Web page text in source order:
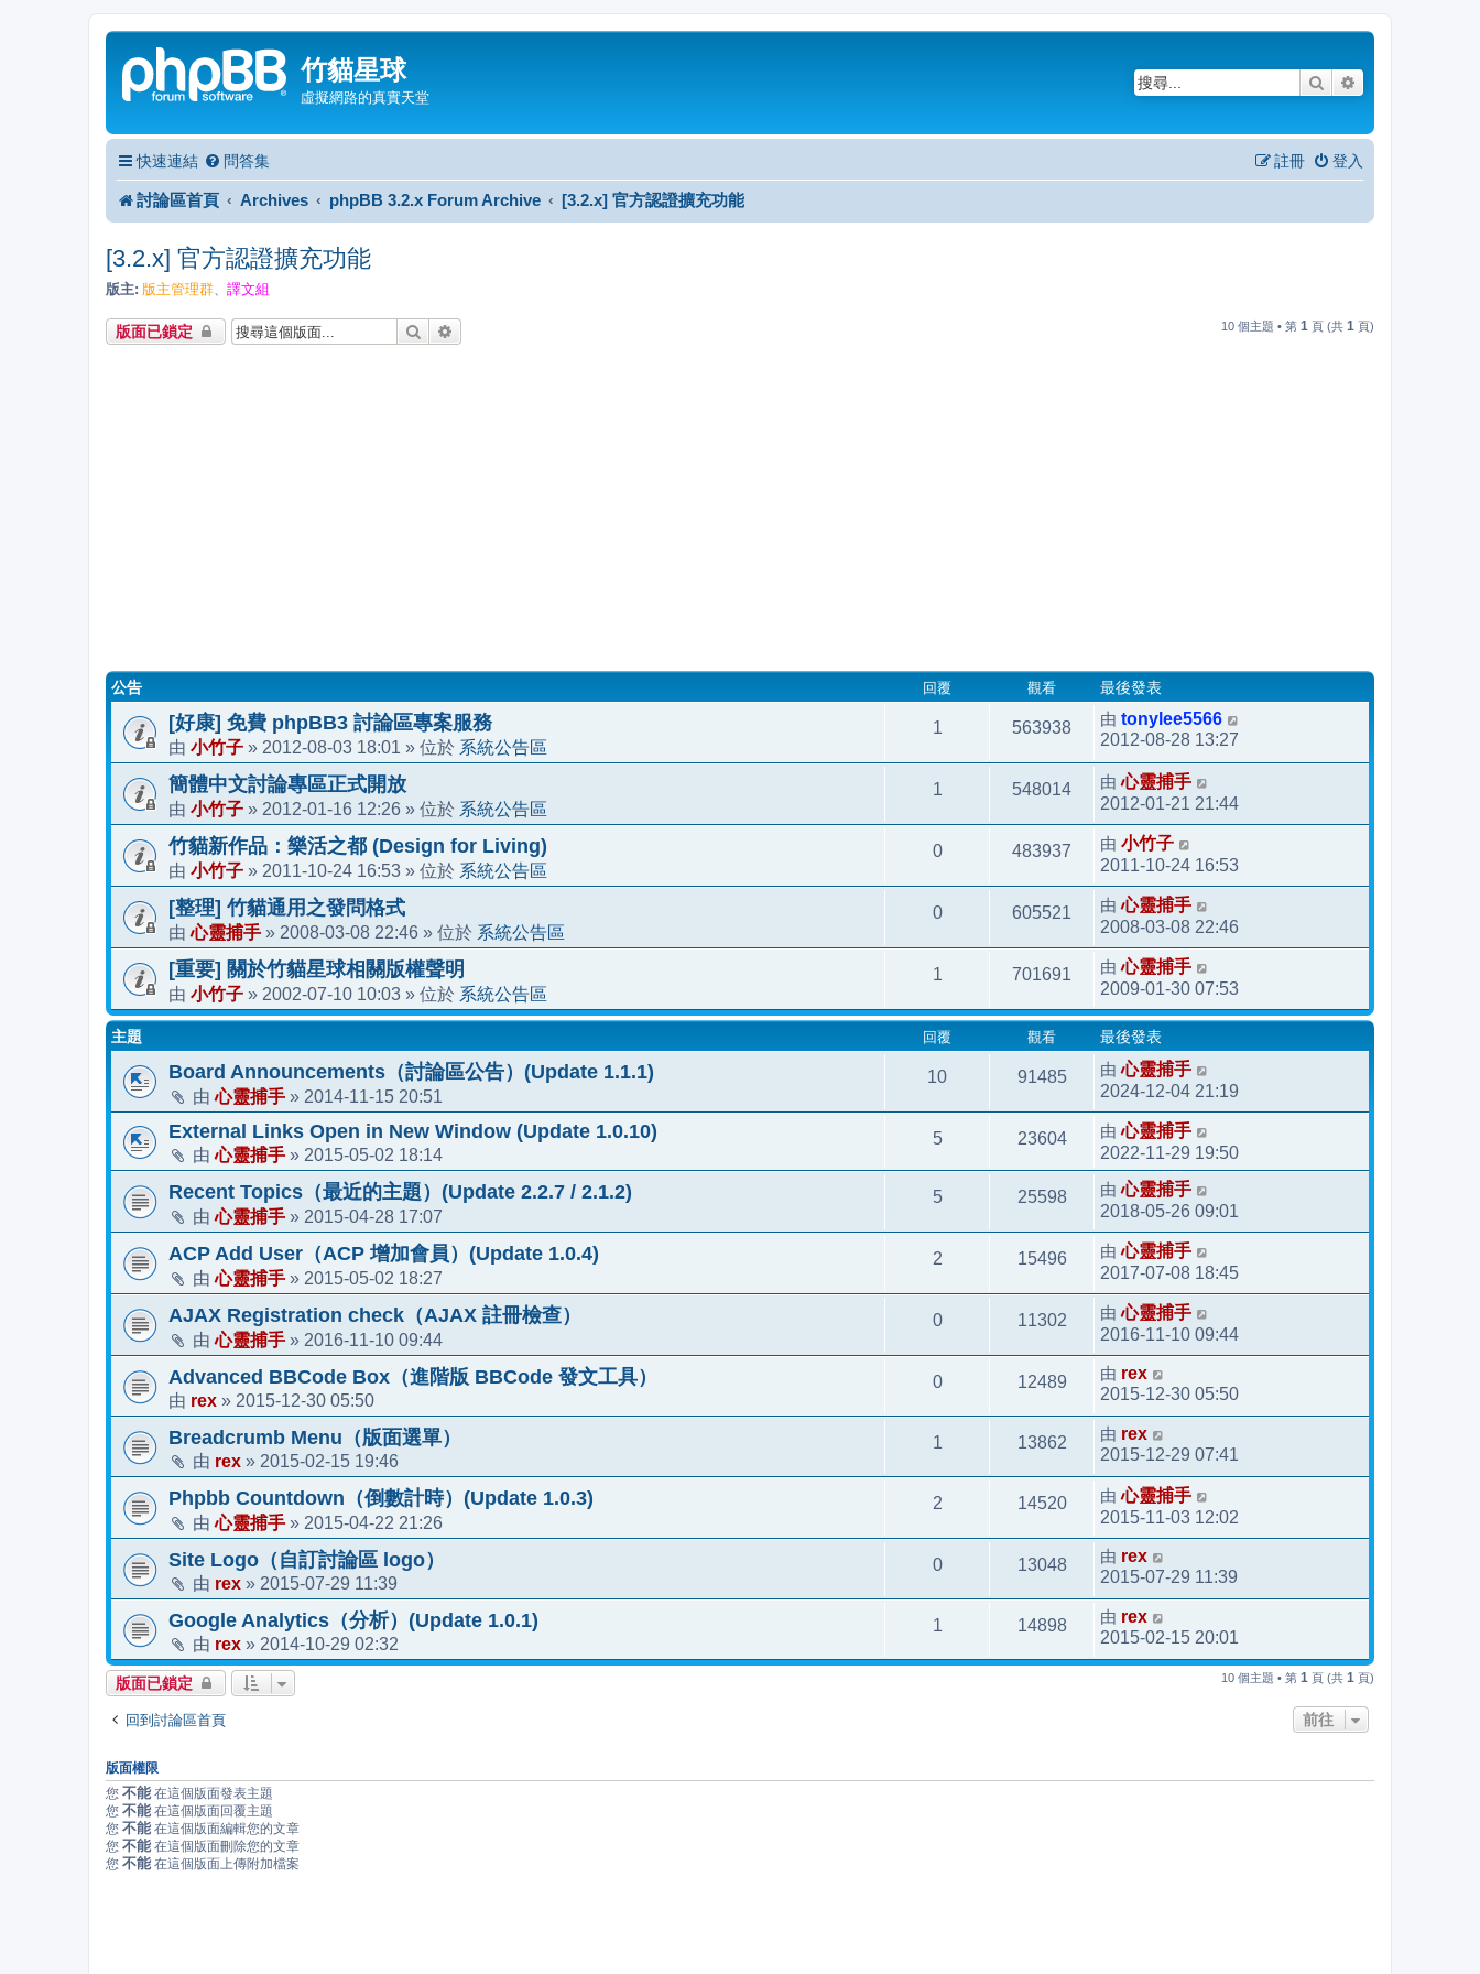
竹貓星球
虛擬網路的真實天堂
搜尋
快速連結 問答集 登入
註冊
討論區首頁 Archives phpBB 3.2.x Forum Archive [3.2.x] 官方認證擴充功能
[3.2.x] 官方認證擴充功能
版主: 版主管理群 譯文組
版面已鎖定 搜尋 10 個主題 • 第 1 頁 (共 1 頁)
公告 回覆 觀看 最後發表
[好康] 免費 phpBB3 討論區專案服務
由 小竹子 » 2012-08-03 18:01 » 位於 系統公告區
1 563938 由 tonylee5566
2012-08-28 13:27
簡體中文討論專區正式開放
由 小竹子 » 2012-01-16 12:26 » 位於 系統公告區
1 548014 由心靈捕手
2012-01-21 21:44
竹貓新作品：樂活之都 (Design for Living)
由 小竹子 » 2011-10-24 16:53 » 位於 系統公告區
0 483937 由 小竹子
2011-10-24 16:53
[整理] 竹貓通用之發問格式
由心靈捕手 » 2008-03-08 22:46 » 位於 系統公告區
0 605521 由心靈捕手
2008-03-08 22:46
[重要] 關於竹貓星球相關版權聲明
由 小竹子 » 2002-07-10 10:03 » 位於 系統公告區
1 701691 由心靈捕手
2009-01-30 07:53
主題 回覆 觀看 最後發表
Board Announcements（討論區公告）(Update 1.1.1)
由心靈捕手 » 2014-11-15 20:51
10 91485 由心靈捕手
2024-12-04 21:19
External Links Open in New Window (Update 1.0.10)
由心靈捕手 » 2015-05-02 18:14
5 23604 由心靈捕手
2022-11-29 19:50
Recent Topics（最近的主題）(Update 2.2.7 / 2.1.2)
由心靈捕手 » 2015-04-28 17:07
5 25598 由心靈捕手
2018-05-26 09:01
ACP Add User（ACP 增加會員）(Update 1.0.4)
由心靈捕手 » 2015-05-02 18:27
2 15496 由心靈捕手
2017-07-08 18:45
AJAX Registration check（AJAX 註冊檢查）
由心靈捕手 » 2016-11-10 09:44
0 11302 由心靈捕手
2016-11-10 09:44
Advanced BBCode Box（進階版 BBCode 發文工具）
由 rex » 2015-12-30 05:50
0 12489 由 rex
2015-12-30 05:50
Breadcrumb Menu（版面選單）
由 rex » 2015-02-15 19:46
1 13862 由 rex
2015-12-29 07:41
Phpbb Countdown（倒數計時）(Update 1.0.3)
由心靈捕手 » 2015-04-22 21:26
2 14520 由心靈捕手
2015-11-03 12:02
Site Logo（自訂討論區 logo）
由 rex » 2015-07-29 11:39
0 13048 由 rex
2015-07-29 11:39
Google Analytics（分析）(Update 1.0.1)
由 rex » 2014-10-29 02:32
1 14898 由 rex
2015-02-15 20:01
版面已鎖定 10 個主題 • 第 1 頁 (共 1 頁)
回到討論區首頁 前往
版面權限
您 不能 在這個版面發表主題
您 不能 在這個版面回覆主題
您 不能 在這個版面編輯您的文章
您 不能 在這個版面刪除您的文章
您 不能 在這個版面上傳附加檔案